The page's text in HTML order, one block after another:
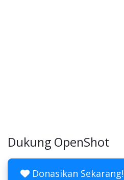
Dukung OpenShot
Donasikan Sekarang!